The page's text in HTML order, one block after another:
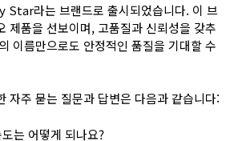
라는 브랜드로 출시되었습니다. 이 브
제품을 선보이며, 고품질과 신뢰성을 갖추
이름만으로도 안정적인 품질을 기대할 수
자주 묻는 질문과 답변은 다음과 같습니다:
는 어떻게 되나요?